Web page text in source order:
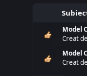
Model
Creat de
Model
Creat de